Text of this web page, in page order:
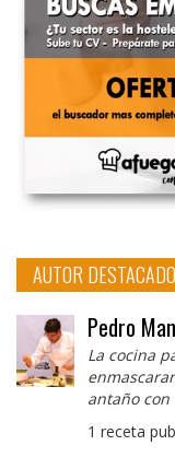
AUTOR DESTACADO
Pedro
La cocina
antaño
1 receta